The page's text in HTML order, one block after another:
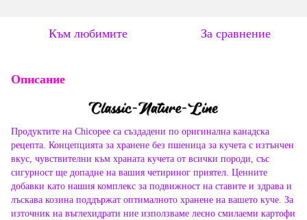
Към любимите За сравнение
Описание
Продуктите на Chicopee са създадени по оригинална канадска
рецепта. Концепцията за хранене без пшеница за кучета с изтънчен
вкус, чувствителни към храната кучета от всички породи, със
сигурност ще допадне на вашия четириног приятел. Ценните
добавки като нашия комплекс за подвижност на ставите и здрава и
лъскава козина поддържат оптималното хранене на вашето куче. За
източник на въглехидрати ние използваме лесно смилаеми картофи